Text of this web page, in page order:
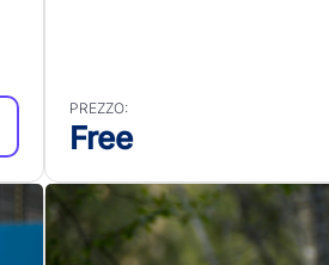
PREZZO:
Free